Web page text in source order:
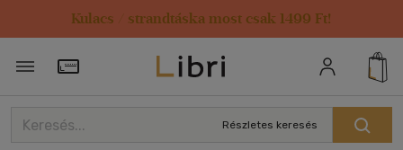
Kulacs / strandtáska most csak 1499 Ft!
Törzsvásárlói Kártya adatai
Részletes keresés